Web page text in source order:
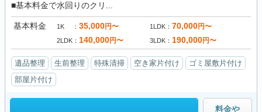
■基本料金で水回りのクリ...
基本料金 1K 35,000円〜 1LDK 70,000円〜
2LDK 140,000円〜 3LDK 190,000円〜
遺品整理 生前整理 特殊清掃 空き家片付け
ゴミ屋敷片付け
部屋片付け
料金や